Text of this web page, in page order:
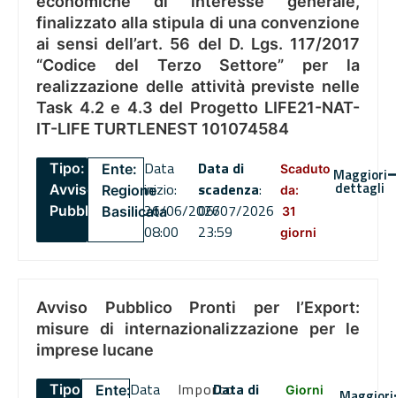
finalizzato alla stipula di una convenzione
ai sensi dell’art. 56 del D. Lgs. 117/2017
“Codice del Terzo Settore” per la
realizzazione delle attività previste nelle
Task 4.2 e 4.3 del Progetto LIFE21-NAT-
IT-LIFE TURTLENEST 101074584
Tipo:
Avviso
Pubblico
Ente:
Regione
Basilicata
Data
inizio:
26/06/2026
08:00
Data di
scadenza:
06/07/2026
23:59
Scaduto
da:
31
giorni
Maggiori
dettagli
Avviso Pubblico Pronti per l’Export:
misure di internazionalizzazione per le
imprese lucane
Tipo:
Ente:Data
ImportoData di
Giorni